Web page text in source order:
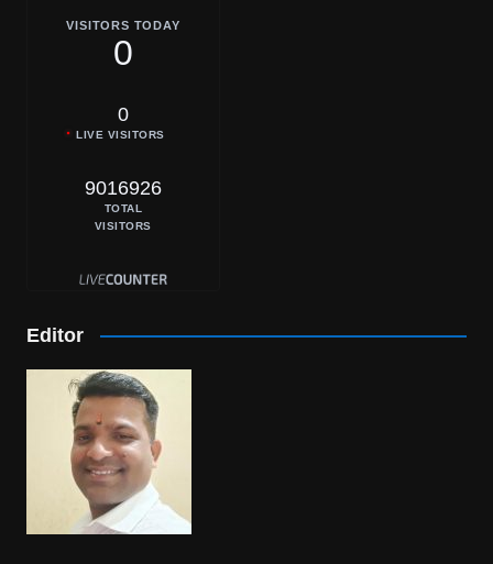
VISITORS TODAY
0
0
LIVE VISITORS
9016926
TOTAL
VISITORS
Editor